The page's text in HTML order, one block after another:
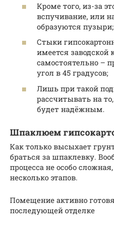
Кроме того, из-за
вспучивание, или
образуются пузыри;
Стыки
имеется заводской
самостоятельно –
угол в 45 градусов;
Лишь при такой
рассчитывать на
будет надёжным.
Шпаклюем
Как только высыхает
браться за шпаклевку.
процесса не особо
несколько этапов.
Помещение активно
последующей отделке